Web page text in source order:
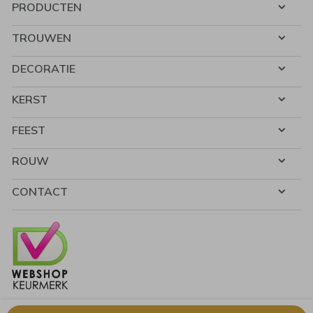
PRODUCTEN
TROUWEN
DECORATIE
KERST
FEEST
ROUW
CONTACT